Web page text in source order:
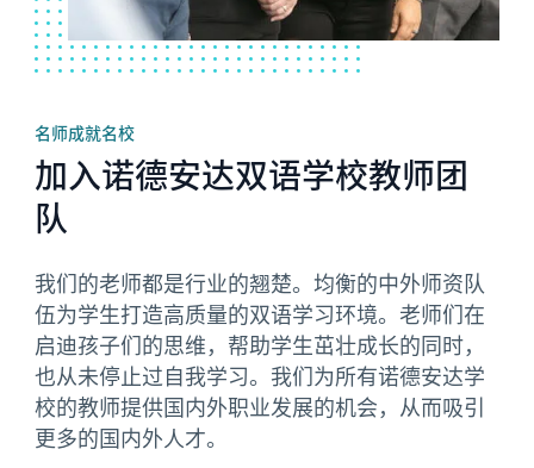
名师成就名校
加入诺德安达双语学校教师团
队
我们的老师都是行业的翘楚。均衡的中外师资队
伍为学生打造高质量的双语学习环境。老师们在
启迪孩子们的思维，帮助学生茁壮成长的同时，
也从未停止过自我学习。我们为所有诺德安达学
校的教师提供国内外职业发展的机会，从而吸引
更多的国内外人才。